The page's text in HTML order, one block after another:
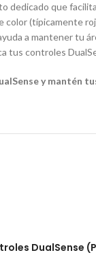
que
(típicamente
a mantener tu
tus controles
y mantén
DualSense